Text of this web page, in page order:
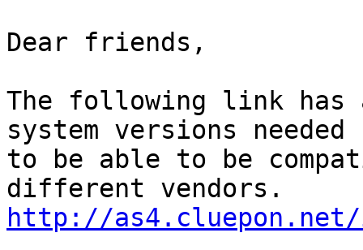
Dear friends,
The following link
system versions
to be able to be
http://as4.cluepon.net/